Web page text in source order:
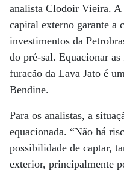
analista Clodoir Vieira. A
capital externo garante a
investimentos da
do pré-sal. Equacionar
furacão da Lava Jato é
Bendine.
Para os analistas, a
equacionada. “Não há
possibilidade de captar,
exterior, principalmente